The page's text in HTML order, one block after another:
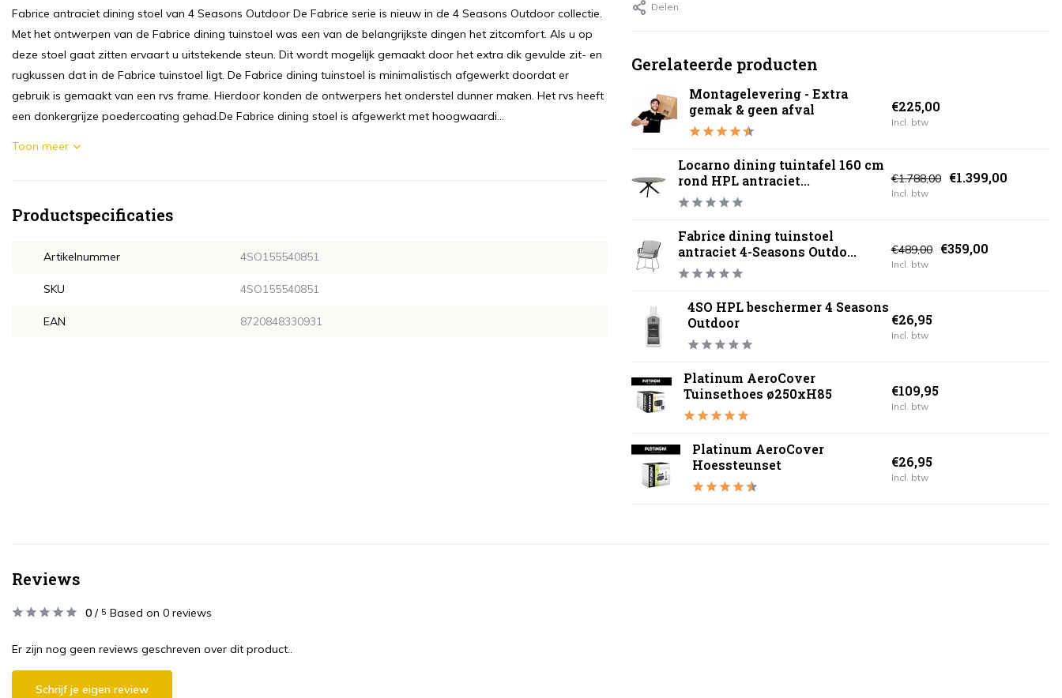
Fabrice antraciet dining stoel van 4 Seasons Outdoor De Fabrice serie is nieuw in de 4 Seasons Outdoor collectie.
Met het ontwerpen van de Fabrice dining tuinstoel was een van de belangrijkste dingen het zitcomfort. Als u op
deze stoel gaat zitten ervaart u uitstekende steun. Dit wordt mogelijk gemaakt door het extra dik gevulde zit- en
rugkussen dat in de Fabrice tuinstoel ligt. De Fabrice dining tuinstoel is minimalistisch afgewerkt doordat er
gebruik is gemaakt van een rvs frame. Hierdoor konden de ontwerpers het onderstel dunner maken. Het rvs heeft
een donkergrijze poedercoating gehad.De Fabrice dining stoel is afgewerkt met hoogwaardi...
Toon meer
Productspecificaties
Artikelnummer 4SO155540851
SKU 4SO155540851
EAN 8720848330931
Delen
Gerelateerde producten
Montagelevering - Extra
gemak & geen afval
€225,00
Incl. btw
Locarno dining tuintafel 160 cm
rond HPL antraciet...
€1.788,00 €1.399,00
Incl. btw
Fabrice dining tuinstoel
antraciet 4-Seasons Outdo...
€489,00 €359,00
Incl. btw
4SO HPL beschermer 4 Seasons
Outdoor
€26,95
Incl. btw
Platinum AeroCover
Tuinsethoes ø250xH85
€109,95
Incl. btw
Platinum AeroCover
Hoessteunset
€26,95
Incl. btw
Reviews
0 / 5 Based on 0 reviews
Er zijn nog geen reviews geschreven over dit product..
Schrijf je eigen review